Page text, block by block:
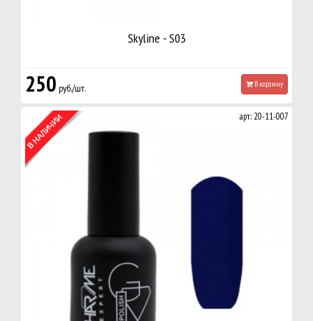
Skyline - S03
250 руб./шт. В корзину
арт: 20-11-007